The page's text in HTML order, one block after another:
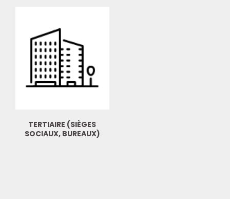
TERTIAIRE (SIÈGES
SOCIAUX, BUREAUX)